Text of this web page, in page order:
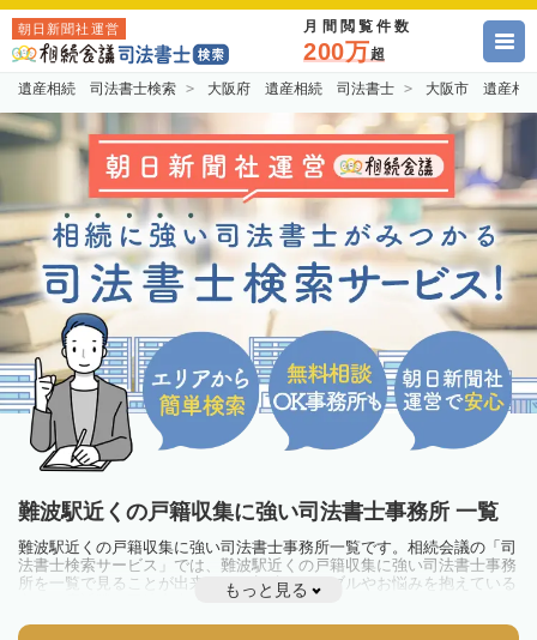
朝日新聞社運営 月間閲覧件数
200万超
遺産相続 司法書士検索 大阪府 遺産相続 司法書士 大阪市 遺産相
難波駅近くの戸籍収集に強い司法書士事務所 一覧
難波駅近くの戸籍収集に強い司法書士事務所一覧です。相続会議の「司
法書士検索サービス」では、難波駅近くの戸籍収集に強い司法書士事務
所を一覧で見ることが出来ます。相続のトラブルやお悩みを抱えている
方は一度近隣の司法書士に相談してみましょう。
もっと見る